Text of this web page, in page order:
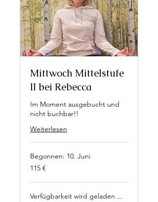
Mittwoch Mittelstufe
II bei Rebecca
Im Moment ausgebucht und
nicht buchbar!!
Weiterlesen
Begonnen: 10. Juni
115
Euro
115 €
Verfügbarkeit wird geladen ...